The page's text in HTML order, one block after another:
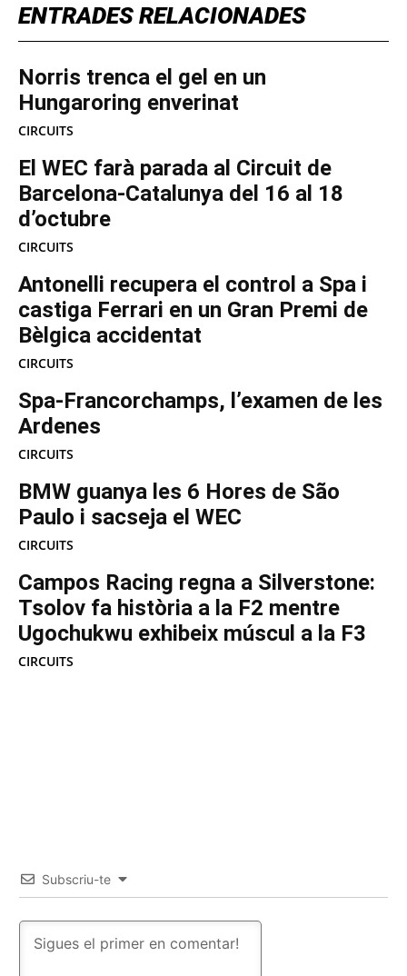
ENTRADES RELACIONADES
Norris trenca el gel en un
Hungaroring enverinat
CIRCUITS
El WEC farà parada al Circuit de
Barcelona-Catalunya del 16 al 18
d’octubre
CIRCUITS
Antonelli recupera el control a Spa i
castiga Ferrari en un Gran Premi de
Bèlgica accidentat
CIRCUITS
Spa-Francorchamps, l’examen de les
Ardenes
CIRCUITS
BMW guanya les 6 Hores de São
Paulo i sacseja el WEC
CIRCUITS
Campos Racing regna a Silverstone:
Tsolov fa història a la F2 mentre
Ugochukwu exhibeix múscul a la F3
CIRCUITS
Subscriu-te